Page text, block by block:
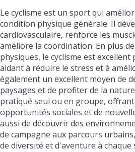
Le cyclisme est un sport qui
condition physique générale. Il
cardiovasculaire, renforce les
améliore la coordination. En plus
physiques, le cyclisme est
aidant à réduire le stress et à
également un excellent moyen de
paysages et de profiter de la
pratiqué seul ou en groupe, offrant
opportunités sociales et de
aussi de découvrir des
de campagne aux parcours
de diversité et d'aventure à chaque